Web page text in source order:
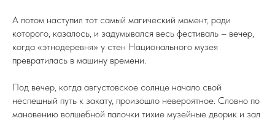
А потом наступил тот самый магический момент, ради
которого, казалось, и задумывался весь фестиваль – вечер,
когда «этнодеревня» у стен Национального музея
превратилась в машину времени.
Под вечер, когда августовское солнце начало свой
неспешный путь к закату, произошло невероятное. Словно по
мановению волшебной палочки тихие музейные дворик и зал